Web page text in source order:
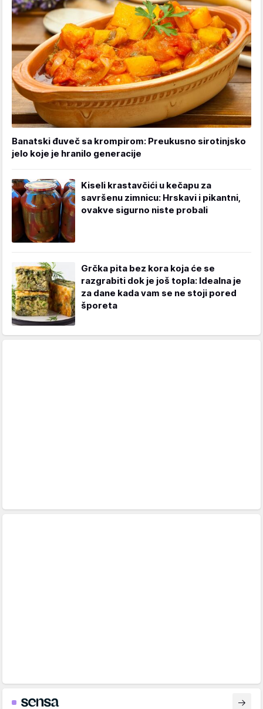
Banatski đuveč sa krompirom: Preukusno sirotinjsko
jelo koje je hranilo generacije
Kiseli krastavčići u kečapu za
savršenu zimnicu: Hrskavi i pikantni,
ovakve sigurno niste probali
Grčka pita bez kora koja će se
razgrabiti dok je još topla: Idealna je
za dane kada vam se ne stoji pored
šporeta